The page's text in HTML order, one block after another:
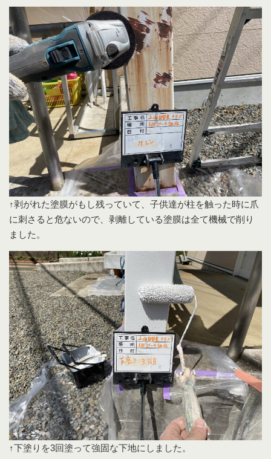
↑剥がれた塗膜がもし残っていて、子供達が柱を触った時に爪
に刺さると危ないので、剥離している塗膜は全て機械で削り
ました。
↑下塗りを3回塗って強固な下地にしました。